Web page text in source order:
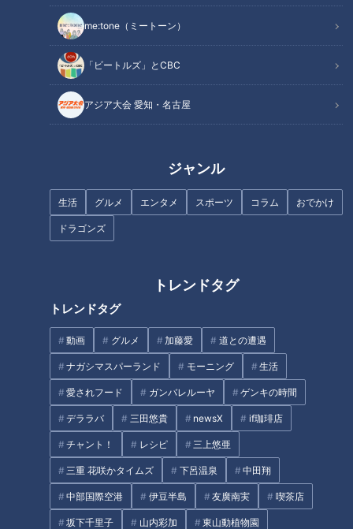
me:tone（ミートーン）
「ビートルズ」とCBC
アジア大会 愛知・名古屋
ジャンル
生活 グルメ エンタメ スポーツ コラム おでかけ
ドラゴンズ
トレンドタグ
トレンドタグ
動画 グルメ 加藤愛 道との遭遇
ナガシマスパーランド モーニング 生活
愛されフード ガンバレルーヤ ゲンキの時間
デララバ 三田悠貴 newsX if珈琲店
チャント！ レシピ 三上悠亜
三重 花咲かタイムズ 下呂温泉 中田翔
中部国際空港 伊豆半島 友廣南実 喫茶店
坂下千里子 山内彩加 東山動植物園
技を覚えさせる過程が見られる！「もぐもぐショ
ー」を公開
平日・土日に関係なく賑わう「竹島水族館」ですが、冬の午前
中は特に狙い目だと聞いた若狭アナ。その理由をスタッフに伺
いました。
（スタッフ）
「オープン直後は少し並んでいるが、冬になって混み始める時
間が遅くなった」
寒さの影響か、客の出足が少し遅めになっているようです。リ